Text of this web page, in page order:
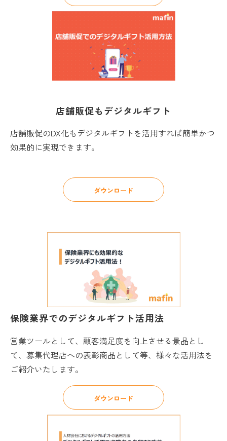
店舗販促もデジタルギフト
店舗販促のDX化もデジタルギフトを活用すれば簡単かつ
効果的に実現できます。
ダウンロード
保険業界でのデジタルギフト活用法
営業ツールとして、顧客満足度を向上させる景品とし
て、募集代理店への表彰商品として等、様々な活用法を
ご紹介いたします。
ダウンロード